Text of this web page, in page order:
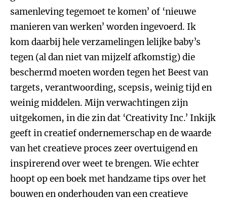
samenleving tegemoet te komen’ of ‘nieuwe
manieren van werken’ worden ingevoerd. Ik
kom daarbij hele verzamelingen lelijke baby’s
tegen (al dan niet van mijzelf afkomstig) die
beschermd moeten worden tegen het Beest van
targets, verantwoording, scepsis, weinig tijd en
weinig middelen. Mijn verwachtingen zijn
uitgekomen, in die zin dat ‘Creativity Inc.’ Inkijk
geeft in creatief ondernemerschap en de waarde
van het creatieve proces zeer overtuigend en
inspirerend over weet te brengen. Wie echter
hoopt op een boek met handzame tips over het
bouwen en onderhouden van een creatieve